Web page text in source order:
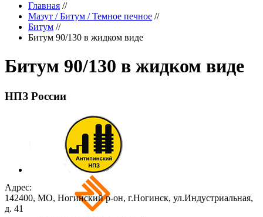
Главная //
Мазут / Битум / Темное печное //
Битум //
Битум 90/130 в жидком виде
Битум 90/130 в жидком виде
НПЗ России
Адрес:
142400, МО, Ногинский р-он, г.Ногинск, ул.Индустриальная,
д. 41